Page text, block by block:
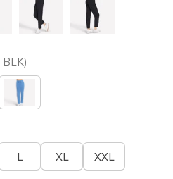
BLK)
L XL XXL